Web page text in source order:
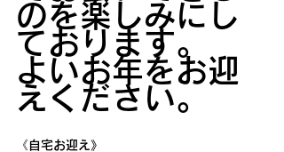
のを楽しみにし
ております。
よいお年をお迎
えください。
《自宅お迎え》